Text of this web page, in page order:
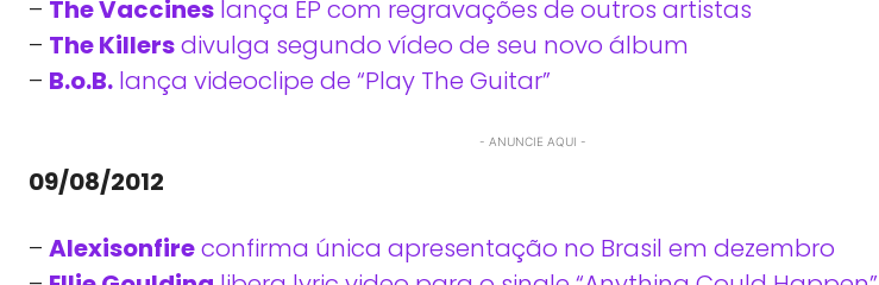
– The Vaccines lança EP com regravações de outros artistas
– The Killersdivulga segundo vídeo de seu novo álbum
– B.o.B. lança videoclipe de “Play The Guitar”
- ANUNCIE AQUI -
09/08/2012
– Alexisonfireconfirma única apresentação no Brasil em dezembro